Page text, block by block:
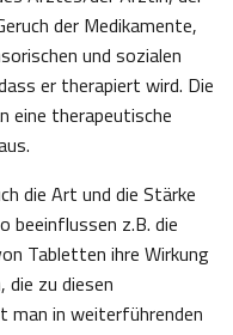
der Medikamente,
und sozialen
er therapiert wird. Die
eine therapeutische
die Art und die Stärke
beeinflussen z.B. die
Tabletten ihre Wirkung
die zu diesen
man in weiterführenden